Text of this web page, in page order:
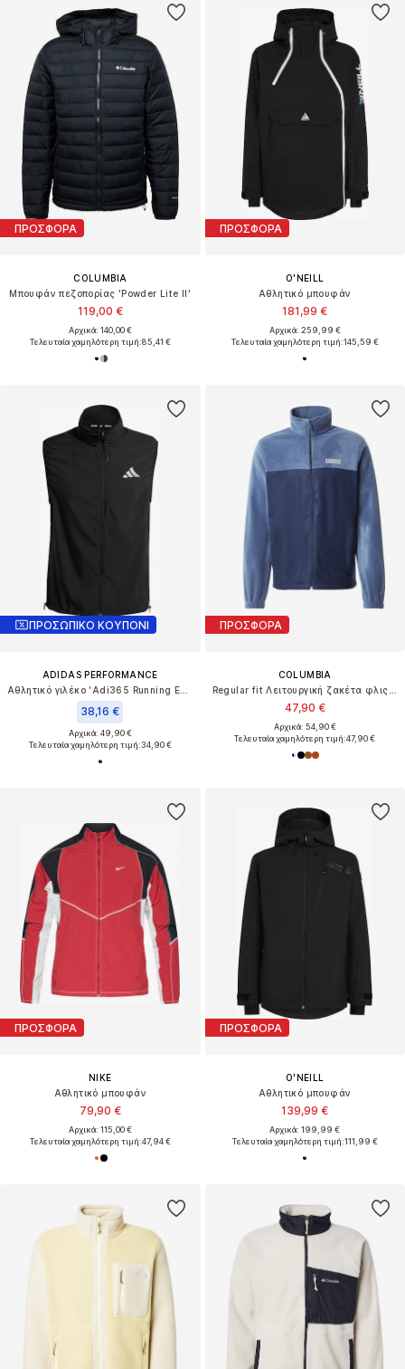
ΠΡΟΣΦΟΡΑ
COLUMBIA
Μπουφάν πεζοπορίας 'Powder Lite II'
119,00 €
Αρχικά: 140,00 €
Τελευταία χαμηλότερη τιμή:85,41 €
ΠΡΟΣΦΟΡΑ
O'NEILL
Αθλητικό μπουφάν
181,99 €
Αρχικά: 259,99 €
Τελευταία χαμηλότερη τιμή:145,59 €
ΠΡΟΣΩΠΙΚΟ ΚΟΥΠΟΝΙ
ADIDAS PERFORMANCE
38,16 €
Αρχικά: 49,90 €
Τελευταία χαμηλότερη τιμή:34,90 €
ΠΡΟΣΦΟΡΑ
COLUMBIA
47,90 €
Αρχικά: 54,90 €
Τελευταία χαμηλότερη τιμή:47,90 €
ΠΡΟΣΦΟΡΑ
NIKE
Αθλητικό μπουφάν
79,90 €
Αρχικά: 115,00 €
Τελευταία χαμηλότερη τιμή:47,94 €
ΠΡΟΣΦΟΡΑ
O'NEILL
Αθλητικό μπουφάν
139,99 €
Αρχικά: 199,99 €
Τελευταία χαμηλότερη τιμή:111,99 €